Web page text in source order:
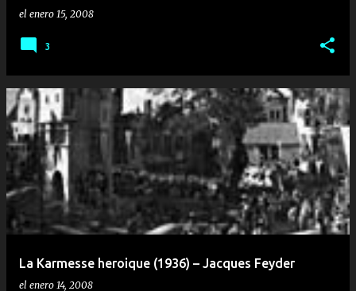
el enero 15, 2008
3
La Karmesse heroique (1936) – Jacques Feyder
el enero 14, 2008